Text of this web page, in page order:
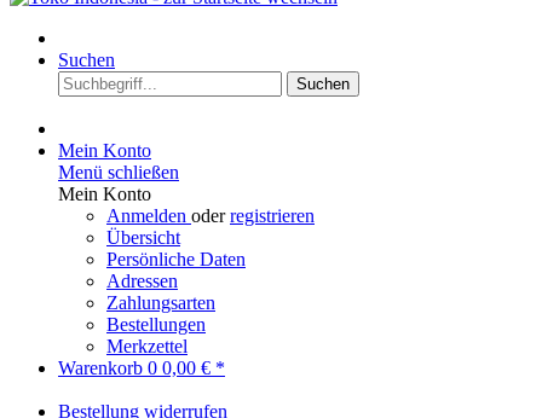
Suchen
Suchen
Mein Konto
Menü schließen
Mein Konto
Anmelden oderregistrieren
Übersicht
Persönliche Daten
Adressen
Zahlungsarten
Bestellungen
Merkzettel
Warenkorb 0 0,00 € *
Bestellung widerrufen